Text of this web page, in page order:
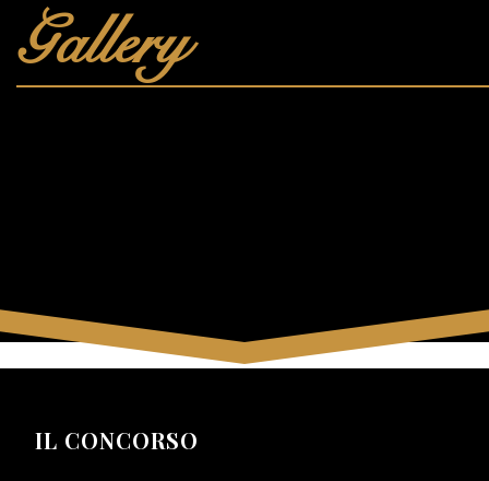
Gallery
IL CONCORSO